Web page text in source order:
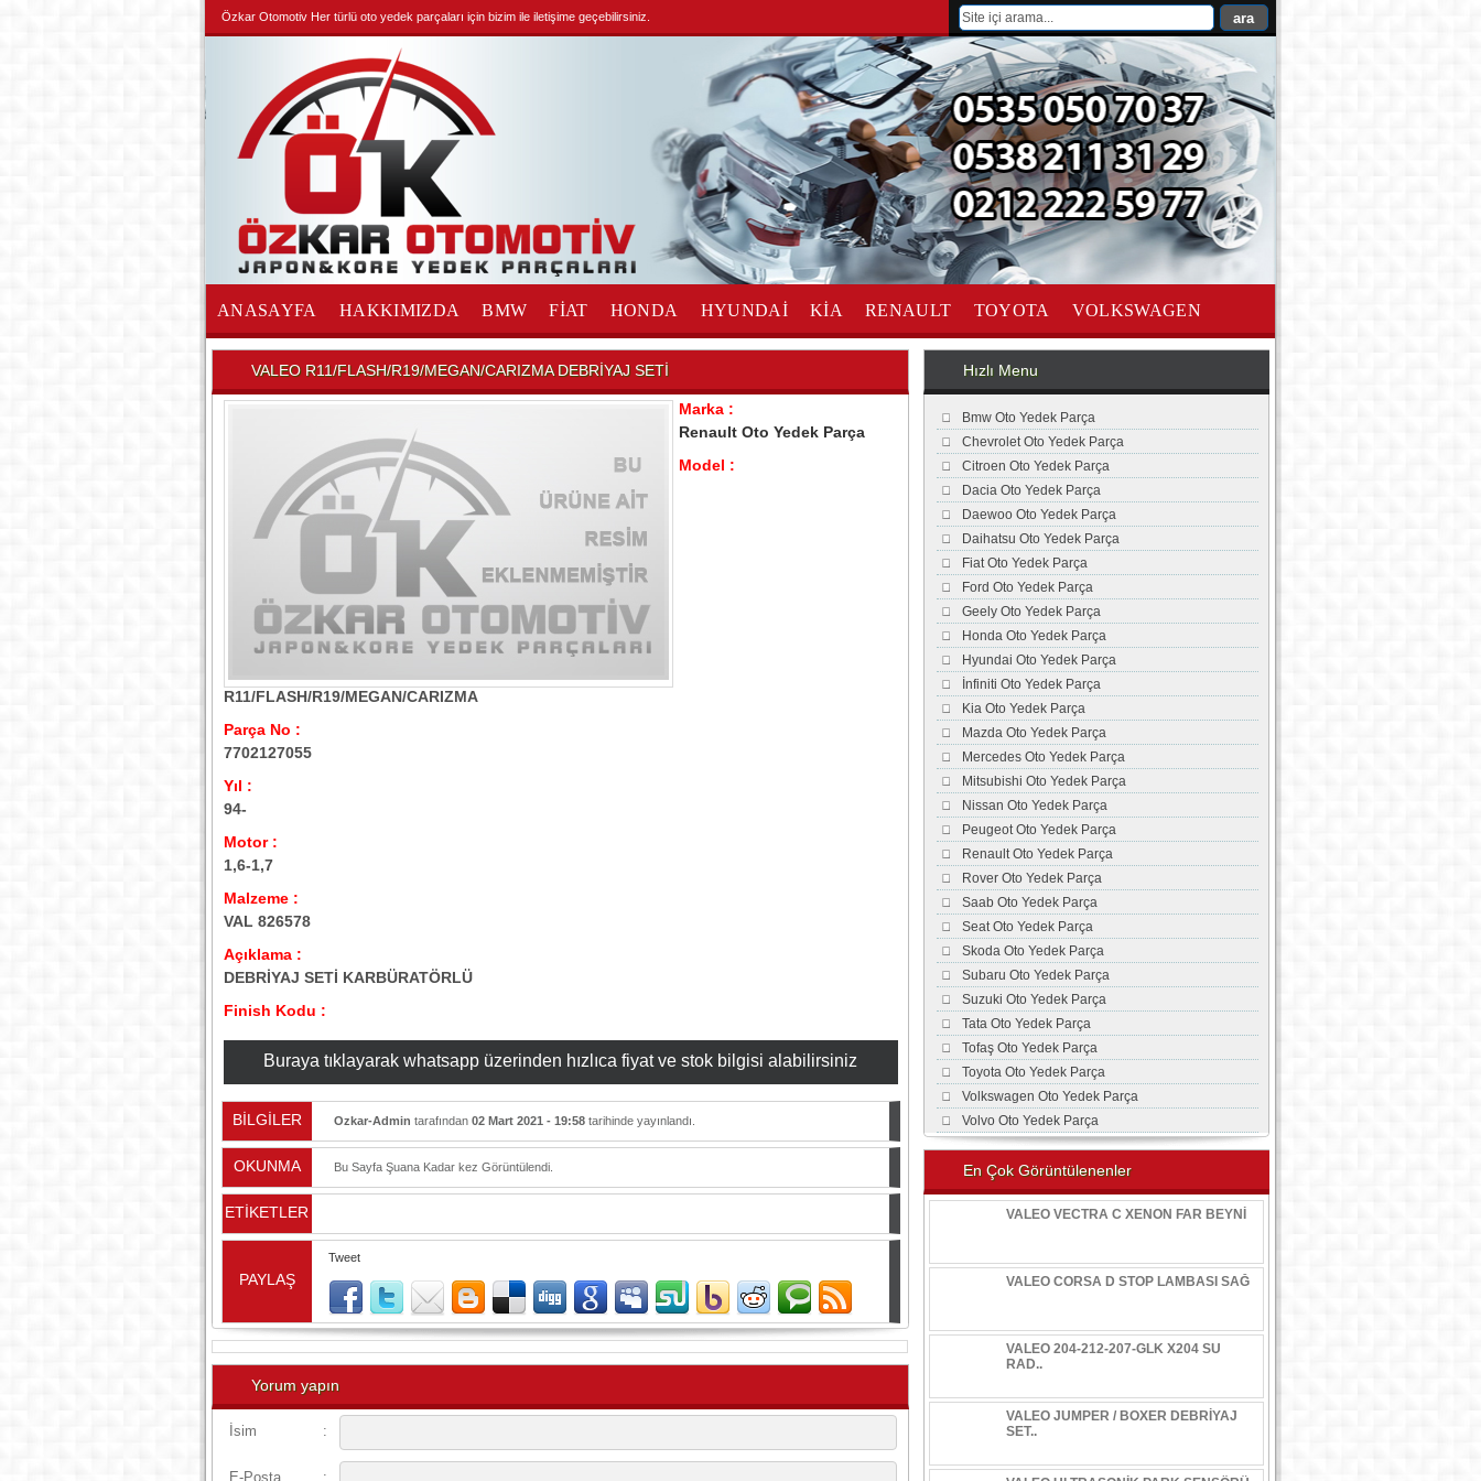
Özkar Otomotiv Her türlü oto yedek parçaları için bizim ile iletişime geçebilirsiniz.
ANASAYFA HAKKIMIZDA BMW FİAT HONDA HYUNDAİ KİA RENAULT TOYOTA VOLKSWAGEN
İLETİŞİM
VALEO R11/FLASH/R19/MEGAN/CARIZMA DEBRİYAJ SETİ
Marka :
Renault Oto Yedek Parça
Model :
R11/FLASH/R19/MEGAN/CARIZMA
Parça No :
7702127055
Yıl :
94-
Motor :
1,6-1,7
Malzeme :
VAL 826578
Açıklama :
DEBRİYAJ SETİ KARBÜRATÖRLÜ
Finish Kodu :
Buraya tıklayarak whatsapp üzerinden hızlıca fiyat ve stok bilgisi alabilirsiniz
BİLGİLER Ozkar-Admin tarafından 02 Mart 2021 - 19:58tarihinde yayınlandı.
OKUNMA Bu Sayfa Şuana Kadar kez Görüntülendi.
ETİKETLER
PAYLAŞ
Tweet
Yorum yapın
İsim :
E-Posta :
Hızlı Menu
Bmw Oto Yedek Parça
Chevrolet Oto Yedek Parça
Citroen Oto Yedek Parça
Dacia Oto Yedek Parça
Daewoo Oto Yedek Parça
Daihatsu Oto Yedek Parça
Fiat Oto Yedek Parça
Ford Oto Yedek Parça
Geely Oto Yedek Parça
Honda Oto Yedek Parça
Hyundai Oto Yedek Parça
İnfiniti Oto Yedek Parça
Kia Oto Yedek Parça
Mazda Oto Yedek Parça
Mercedes Oto Yedek Parça
Mitsubishi Oto Yedek Parça
Nissan Oto Yedek Parça
Peugeot Oto Yedek Parça
Renault Oto Yedek Parça
Rover Oto Yedek Parça
Saab Oto Yedek Parça
Seat Oto Yedek Parça
Skoda Oto Yedek Parça
Subaru Oto Yedek Parça
Suzuki Oto Yedek Parça
Tata Oto Yedek Parça
Tofaş Oto Yedek Parça
Toyota Oto Yedek Parça
Volkswagen Oto Yedek Parça
Volvo Oto Yedek Parça
En Çok Görüntülenenler
VALEO VECTRA C XENON FAR BEYNİ
VALEO CORSA D STOP LAMBASI SAĞ
VALEO 204-212-207-GLK X204 SU
RAD..
VALEO JUMPER / BOXER DEBRİYAJ
SET..